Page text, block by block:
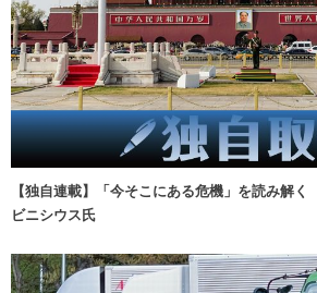
【独自連載】「今そこにある危機」を読み解
ビニシウス氏